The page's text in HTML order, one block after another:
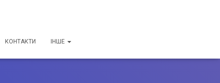
КОНТАКТИ ІНШЕ